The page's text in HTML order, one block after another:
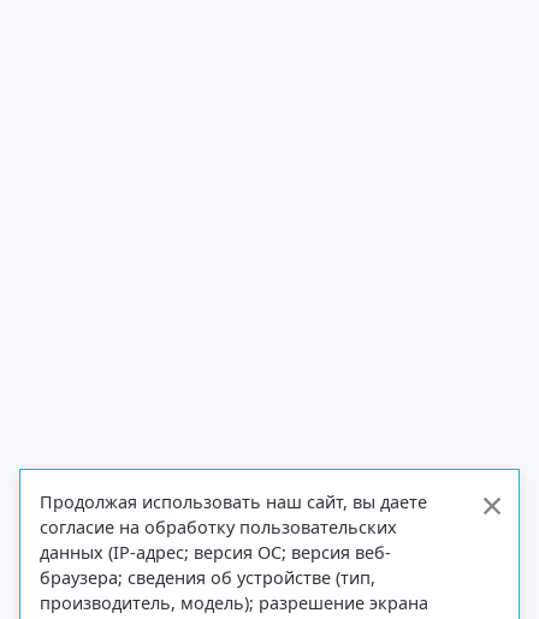
Продолжая использовать наш сайт, вы даете
согласие на обработку пользовательских
данных (IP-адрес; версия ОС; версия веб-
браузера; сведения об устройстве (тип,
производитель, модель); разрешение экрана